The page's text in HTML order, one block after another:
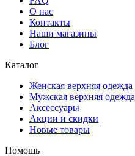
О нас
Контакты
Наши магазины
Блог
Каталог
Женская верхняя одежда
Мужская верхняя одежда
Аксессуары
Акции и скидки
Новые товары
Помощь